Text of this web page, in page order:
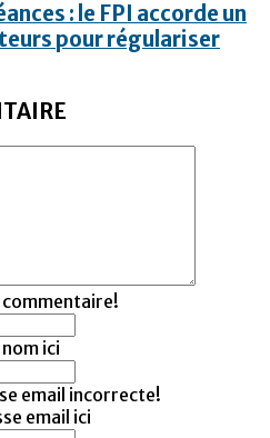
: le FPI accorde un
pour régulariser
ici
email incorrecte!
email ici